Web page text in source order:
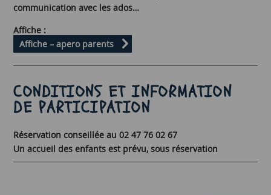
communication avec les ados…
Affiche :
Affiche – apero parents
CONDITIONS ET INFORMATION
DE PARTICIPATION
Réservation conseillée au 02 47 76 02 67
Un accueil des enfants est prévu, sous réservation